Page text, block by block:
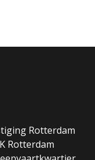
Rotterdam
Rotterdam